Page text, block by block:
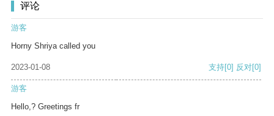
评论
游客
Horny Shriya called you
2023-01-08 支持[0] 反对[0]
游客
Hello,? Greetings fr